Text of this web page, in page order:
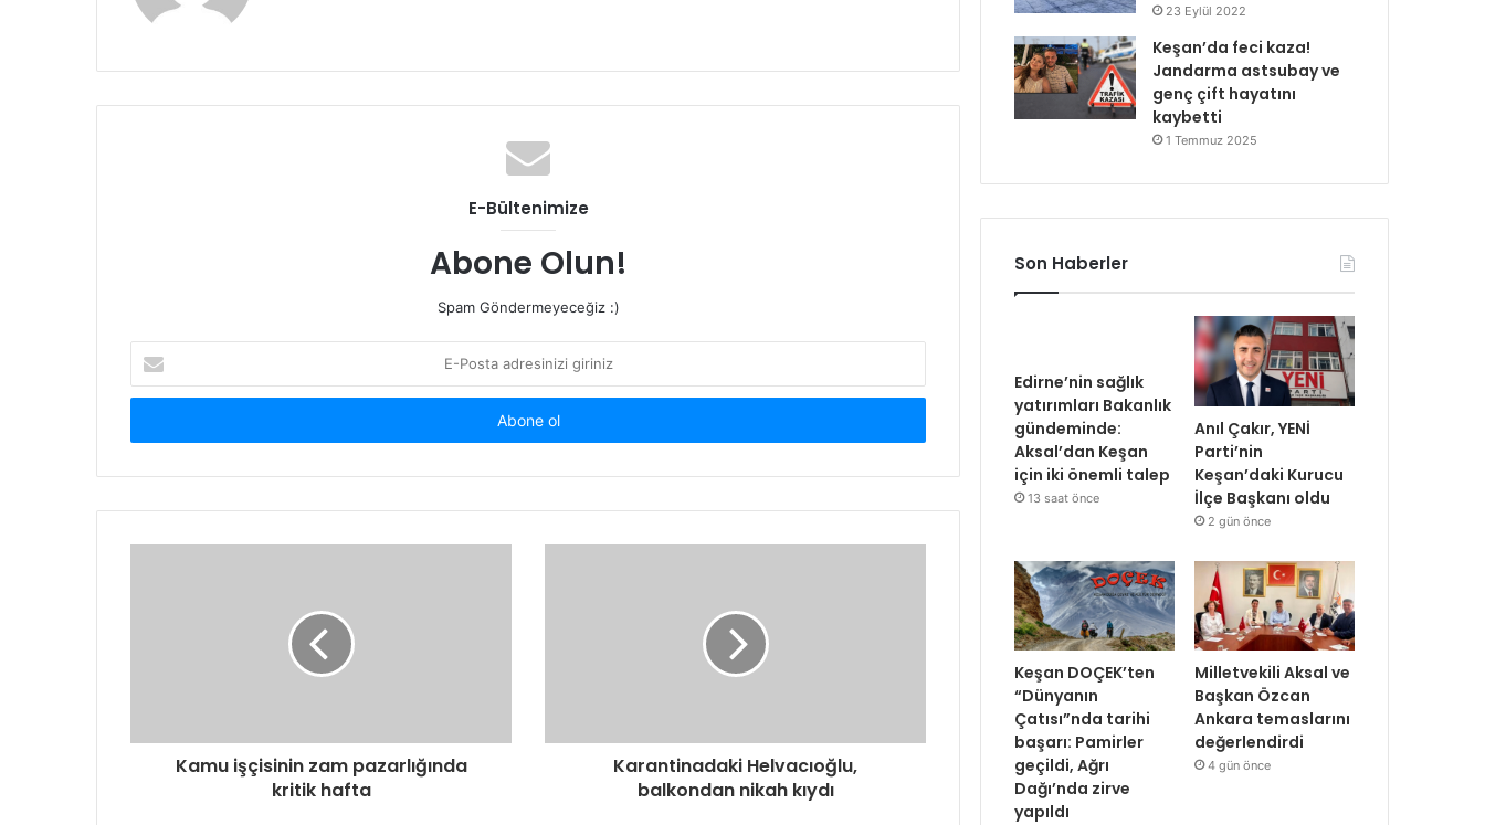
E-Bültenimize
Abone Olun!
Spam Göndermeyeceğiz :)
Posta
adresinizi
Kamu işçisinin zam pazarlığında
kritik hafta
Karantinadaki Helvacıoğlu,
balkondan nikah kıydı
23 Eylül 2022
Keşan’da feci kaza!
Jandarma astsubay ve
genç çift hayatını
kaybetti
1 Temmuz 2025
Son Haberler
Edirne’nin sağlık
yatırımları Bakanlık
gündeminde:
Aksal’dan Keşan
için iki önemli talep
13 saat önce
Anıl Çakır, YENİ
Parti’nin
Keşan’daki Kurucu
İlçe Başkanı oldu
2 gün önce
Keşan DOÇEK’ten
“Dünyanın
Çatısı”nda tarihi
başarı: Pamirler
geçildi, Ağrı
Dağı’nda zirve
yapıldı
Milletvekili Aksal ve
Başkan Özcan
Ankara temaslarını
değerlendirdi
4 gün önce